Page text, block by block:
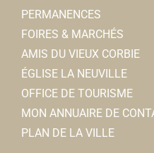
PERMANENCES
FOIRES & MARCHÉS
AMIS DU VIEUX CORBIE
ÉGLISE LA NEUVILLE
OFFICE DE TOURISME
MON ANNUAIRE DE
PLAN DE LA VILLE